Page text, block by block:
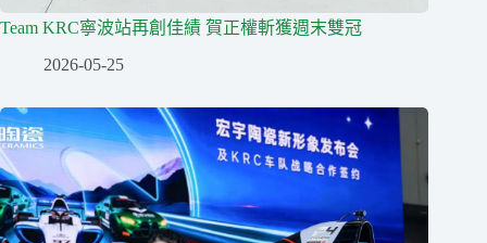
Team KRC寧波站再創佳績 賀正權斬獲週末雙冠
2026-05-25